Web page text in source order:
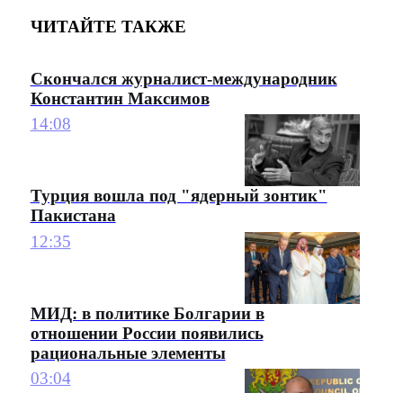
ЧИТАЙТЕ ТАКЖЕ
Скончался журналист-международник
Константин Максимов
14:08
Турция вошла под "ядерный зонтик"
Пакистана
12:35
МИД: в политике Болгарии в
отношении России появились
рациональные элементы
03:04